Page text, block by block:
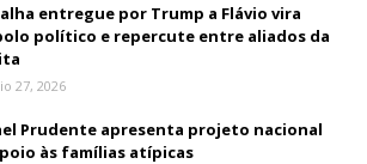
entregue por Trump a Flávio vira
político e repercute entre aliados da
27, 2026
Prudente apresenta projeto nacional
às famílias atípicas